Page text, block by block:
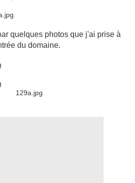
quelques photos que j'ai prise à
du domaine.